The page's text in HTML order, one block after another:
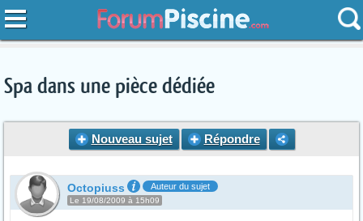
Spa dans une pièce dédiée
Nouveau sujet Répondre
Octopiuss Auteur du sujet
Le 19/08/2009 à 15h09